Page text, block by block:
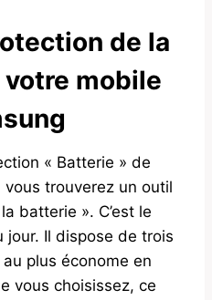
de la
mobile
« Batterie » de
trouverez un outil
batterie ». C’est le
jour. Il dispose de trois
plus économe en
vous choisissez, ce